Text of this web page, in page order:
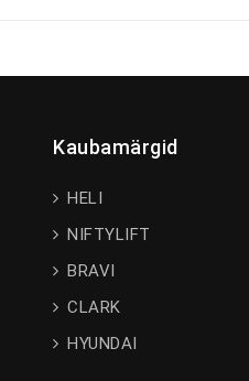
Kaubamärgid
HELI
NIFTYLIFT
BRAVI
CLARK
HYUNDAI